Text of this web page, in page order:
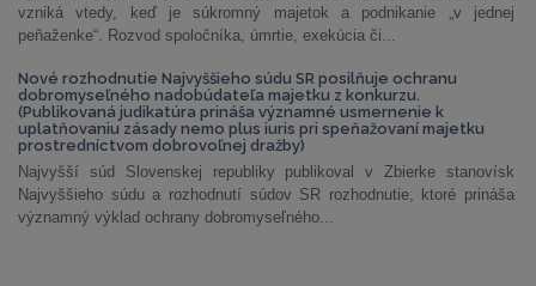
vzniká vtedy, keď je súkromný majetok a podnikanie „v jednej
peňaženke“. Rozvod spoločníka, úmrtie, exekúcia či...
Nové rozhodnutie Najvyššieho súdu SR posilňuje ochranu
dobromyseľného nadobúdateľa majetku z konkurzu.
(Publikovaná judikatúra prináša významné usmernenie k
uplatňovaniu zásady nemo plus iuris pri speňažovaní majetku
prostredníctvom dobrovoľnej dražby)
Najvyšší súd Slovenskej republiky publikoval v Zbierke stanovísk
Najvyššieho súdu a rozhodnutí súdov SR rozhodnutie, ktoré prináša
významný výklad ochrany dobromyseľného...